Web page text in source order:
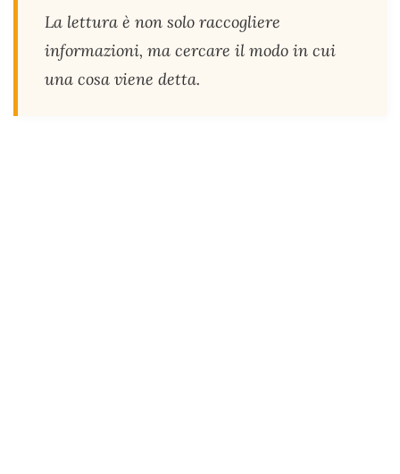
La lettura è non solo raccogliere
informazioni, ma cercare il modo in cui
una cosa viene detta.